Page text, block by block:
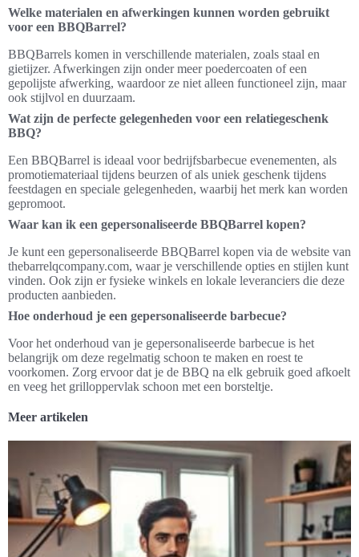
Welke materialen en afwerkingen kunnen worden gebruikt
voor een BBQBarrel?
BBQBarrels komen in verschillende materialen, zoals staal en
gietijzer. Afwerkingen zijn onder meer poedercoaten of een
gepolijste afwerking, waardoor ze niet alleen functioneel zijn, maar
ook stijlvol en duurzaam.
Wat zijn de perfecte gelegenheden voor een relatiegeschenk
BBQ?
Een BBQBarrel is ideaal voor bedrijfsbarbecue evenementen, als
promotiemateriaal tijdens beurzen of als uniek geschenk tijdens
feestdagen en speciale gelegenheden, waarbij het merk kan worden
gepromoot.
Waar kan ik een gepersonaliseerde BBQBarrel kopen?
Je kunt een gepersonaliseerde BBQBarrel kopen via de website van
thebarrelqcompany.com, waar je verschillende opties en stijlen kunt
vinden. Ook zijn er fysieke winkels en lokale leveranciers die deze
producten aanbieden.
Hoe onderhoud je een gepersonaliseerde barbecue?
Voor het onderhoud van je gepersonaliseerde barbecue is het
belangrijk om deze regelmatig schoon te maken en roest te
voorkomen. Zorg ervoor dat je de BBQ na elk gebruik goed afkoelt
en veeg het grilloppervlak schoon met een borsteltje.
Meer artikelen